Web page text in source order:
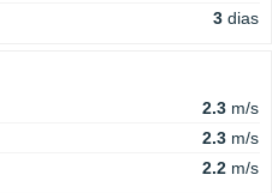
3 dias
2.3 m/s
2.3 m/s
2.2 m/s